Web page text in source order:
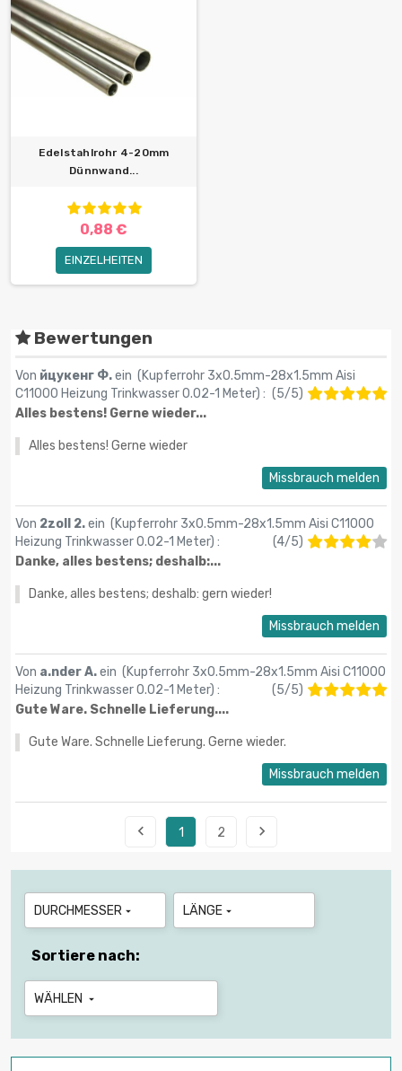
Edelstahlrohr 4-20mm
Dünnwand...
0,88 €
EINZELHEITEN
Bewertungen
Von йцукенг Ф.ein (Kupferrohr 3x0.5mm-28x1.5mm Aisi
C11000 Heizung Trinkwasser 0.02-1 Meter) : (5/5)
Alles bestens! Gerne wieder...
Alles bestens! Gerne wieder
Missbrauch melden
Von 2zoll 2.ein (Kupferrohr 3x0.5mm-28x1.5mm Aisi C11000
Heizung Trinkwasser 0.02-1 Meter) : (4/5)
Danke, alles bestens; deshalb:...
Danke, alles bestens; deshalb: gern wieder!
Missbrauch melden
Von a.nder A.ein (Kupferrohr 3x0.5mm-28x1.5mm Aisi C11000
Heizung Trinkwasser 0.02-1 Meter) : (5/5)
Gute Ware. Schnelle Lieferung....
Gute Ware. Schnelle Lieferung. Gerne wieder.
Missbrauch melden
 1 2 
DURCHMESSER  LÄNGE 
Sortiere nach:
WÄHLEN 